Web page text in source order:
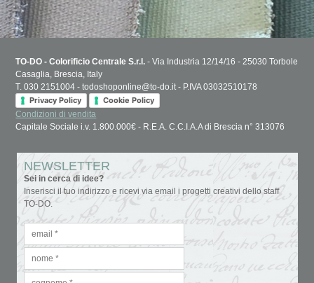
TO-DO - Colorificio Centrale S.r.l. - Via Industria 12/14/16 - 25030 Torbole
Casaglia, Brescia, Italy
T. 030 2151004 - todoshoponline@to-do.it - P.IVA 03032510178
Privacy Policy
Cookie Policy
Condizioni di vendita
Capitale Sociale i.v. 1.800.000€ - R.E.A. C.C.I.A.A di Brescia n° 313076
NEWSLETTER
Sei in cerca di idee?
Inserisci il tuo indirizzo e ricevi via email i progetti creativi dello staff
TO-DO.